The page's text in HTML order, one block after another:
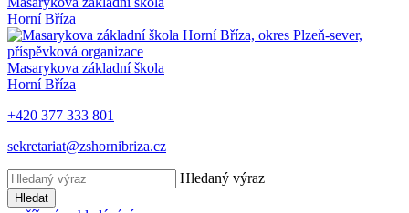
Horní Bříza
Masarykova základní škola
Horní Bříza
+420 377 333 801
sekretariat@zshornibriza.cz
Hledaný výraz
Hledat